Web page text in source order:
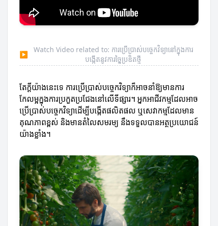
▶
Watch Video related to: ការប្រើប្រាស់បច្ចេកវិទ្យានៅក្នុងការ
បង្កើតនូវការច្នៃប្រឌិតថ្មី
តែក្តីយ៉ាងនេះទេ ការប្រើប្រាស់បច្ចេកវិទ្យាក៏អាចនាំឱ្យមានការ
កែលម្អក្នុងការប្រកួតប្រជែងនៅលើទីផ្សារ។ អ្នកអាជីវកម្មដែលអាច
ប្រើប្រាស់បច្ចេកវិទ្យាដើម្បីបង្កើតផលិតផល ឬសេវាកម្មដែលមាន
គុណភាពខ្ពស់ និងមានតំលៃសមរម្យ នឹងទទួលបានអត្ថប្រយោជន៍
យ៉ាងខ្លាំង។